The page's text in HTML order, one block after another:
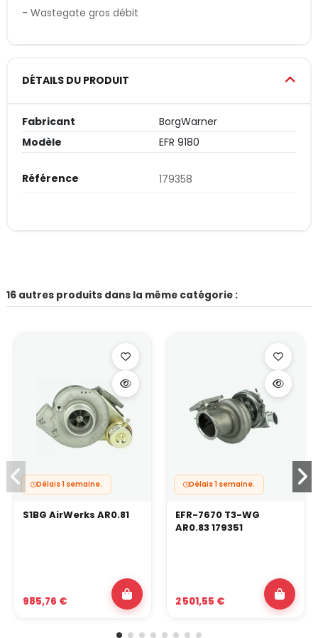
- Wastegate gros débit
DÉTAILS DU PRODUIT
Fabricant
BorgWarner
Modèle
EFR 9180
Référence 179358
16 autres produits dans la même catégorie :
Délais 1 semaine.
S1BG AirWerks AR0.81
985,76 €
Délais 1 semaine.
EFR-7670 T3-WG
AR0.83 179351
2 501,55 €